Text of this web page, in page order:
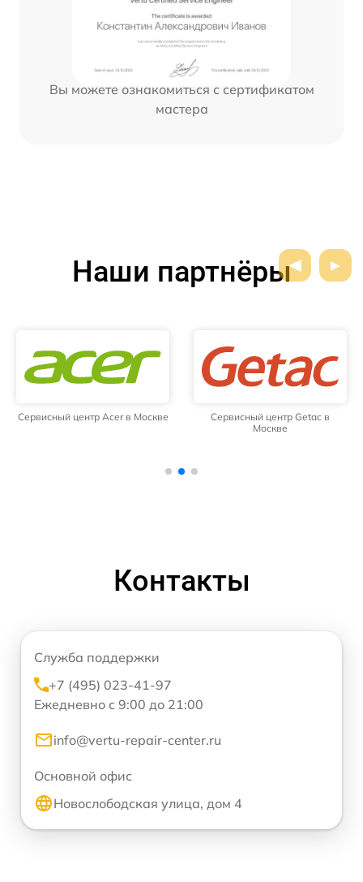
Вы можете ознакомиться с сертификатом
мастера
Наши партнёры
Сервисный центр Acer в Москве
Сервисный центр Getac в
Москве
Контакты
Служба поддержки
+7 (495) 023-41-97
Ежедневно с 9:00 до 21:00
info@vertu-repair-center.ru
Основной офис
Новослободская улица, дом 4